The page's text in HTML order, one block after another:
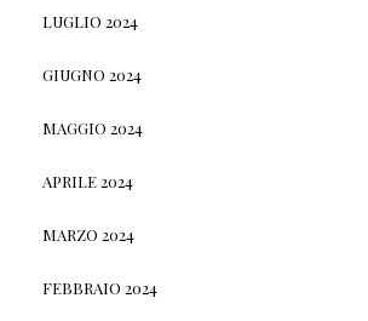
LUGLIO 2024
GIUGNO 2024
MAGGIO 2024
APRILE 2024
MARZO 2024
FEBBRAIO 2024